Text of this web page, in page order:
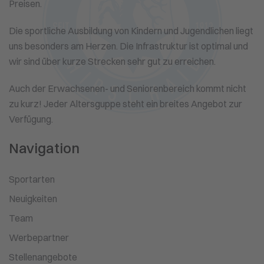
Preisen.
Die sportliche Ausbildung von Kindern und Jugendlichen liegt
uns besonders am Herzen. Die Infrastruktur ist optimal und
wir sind über kurze Strecken sehr gut zu erreichen.
Auch der Erwachsenen- und Seniorenbereich kommt nicht
zu kurz! Jeder Altersguppe steht ein breites Angebot zur
Verfügung.
Navigation
Sportarten
Neuigkeiten
Team
Werbepartner
Stellenangebote